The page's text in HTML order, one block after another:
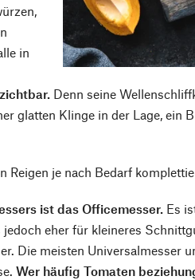
in
Denn seine
glatten Klinge in der Lage, ein
Reigen je nach Bedarf
ist das Officemesser.Es
eher für kleineres
Die meisten Universalmesser
Wer häufig Tomaten